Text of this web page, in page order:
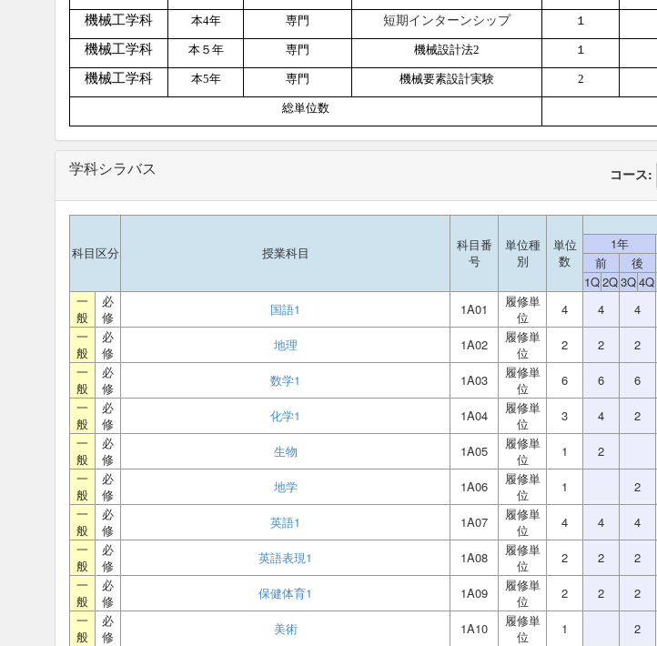
機械工学科 本4年 専門 短期インターンシップ １
機械工学科 本５年 専門 機械設計法2 １
機械工学科 本5年 専門 機械要素設計実験 2
総単位数
学科シラバス コース:
科目区分 授業科目
科目番
号
単位種
別
単位
数
1年
前
後
1Q2Q3Q4Q
一
般
必
修
国語1 1A01
履修単
位
4 4 4
一
般
必
修
地理 1A02
履修単
位
2 2 2
一
般
必
修
数学1 1A03
履修単
位
6 6 6
一
般
必
修
化学1 1A04
履修単
位
3 4 2
一
般
必
修
生物 1A05
履修単
位
1 2
一
般
必
修
地学 1A06
履修単
位
1 2
一
般
必
修
英語1 1A07
履修単
位
4 4 4
一
般
必
修
英語表現1 1A08
履修単
位
2 2 2
一
般
必
修
保健体育1 1A09
履修単
位
2 2 2
一
般
必
修
美術 1A10
履修単
位
1 2